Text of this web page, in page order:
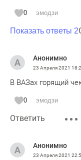
0 эмодзи
Показать ответы 2
Анонимно
23 Апреля 2021
В ВАЗах горящий
0 эмодзи
Ответить
Анонимно
23 Апреля 2021